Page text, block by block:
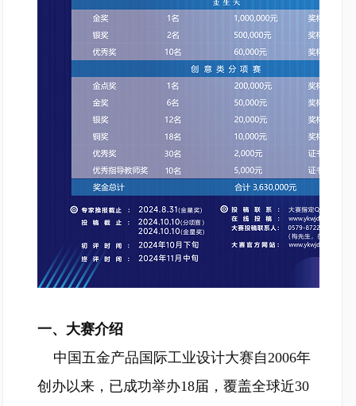
一、大赛介绍
中国五金产品国际工业设计大赛自2006年
创办以来，已成功举办18届，覆盖全球近30